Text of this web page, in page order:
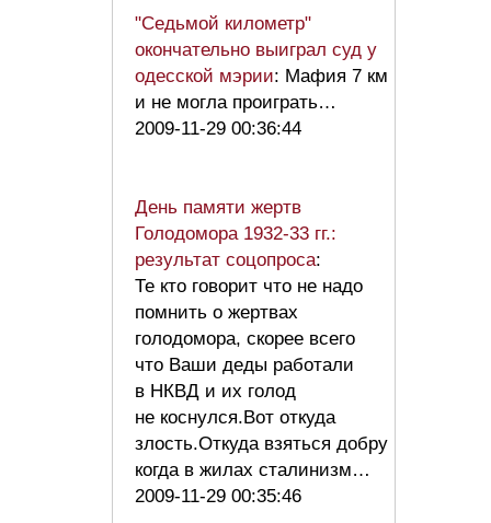
"Седьмой километр"
окончательно выиграл суд у
одесской мэрии: Мафия 7 км
и не могла проиграть…
2009-11-29 00:36:44
День памяти жертв
Голодомора 1932-33 гг.:
результат соцопроса:
Те кто говорит что не надо
помнить о жертвах
голодомора, скорее всего
что Ваши деды работали
в НКВД и их голод
не коснулся.Вот откуда
злость.Откуда взяться добру
когда в жилах сталинизм…
2009-11-29 00:35:46